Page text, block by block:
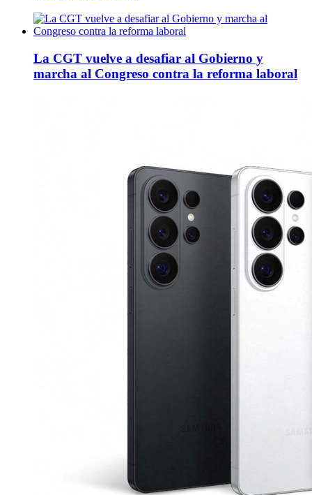
La CGT vuelve a desafiar al Gobierno y
marcha al Congreso contra la reforma laboral